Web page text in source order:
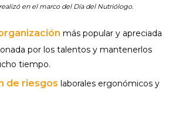
en el marco del Día del Nutriólogo.
más popular y apreciada
por los talentos y mantenerlos
tiempo.
de riesgos laborales ergonómicos y